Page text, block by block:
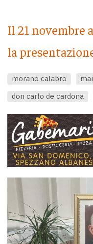
Il 21 novembre
la
morano calabro
don carlo de cardona